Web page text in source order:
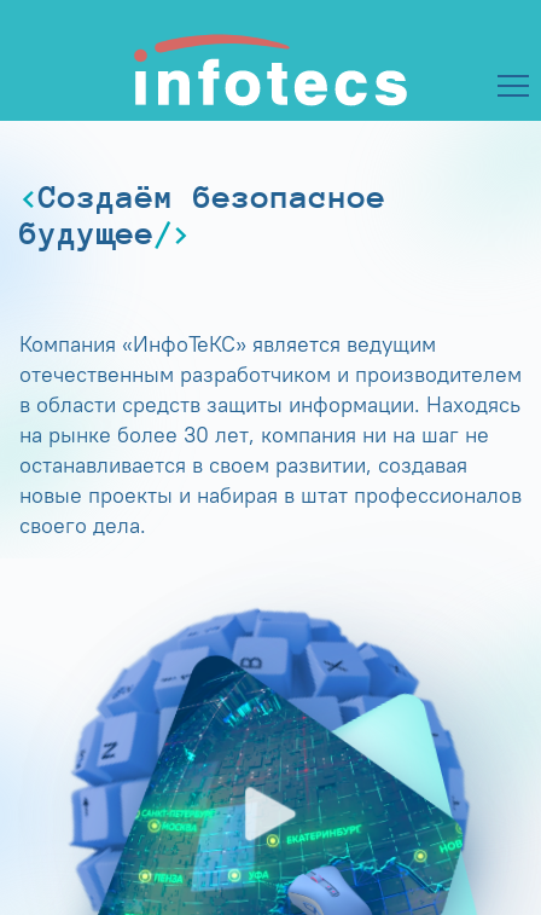
Создаём безопасное
будущее
Компания «ИнфоТеКС» является ведущим
отечественным разработчиком и производителем
в области средств защиты информации. Находясь
на рынке более 30 лет, компания ни на шаг не
останавливается в своем развитии, создавая
новые проекты и набирая в штат профессионалов
своего дела.